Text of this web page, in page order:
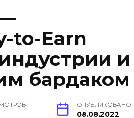
to-Earn
и
бардаком
ОПУБЛИКОВАНО
08.08.2022